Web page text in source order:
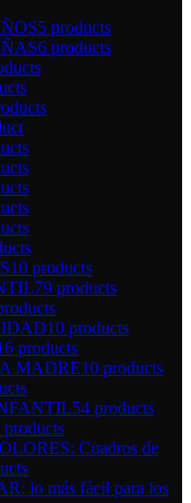
5 products
6 products
10 products
79 products
10 products
products
MADRE10 products
54 products
products
Cuadros de
lo más fácil para los